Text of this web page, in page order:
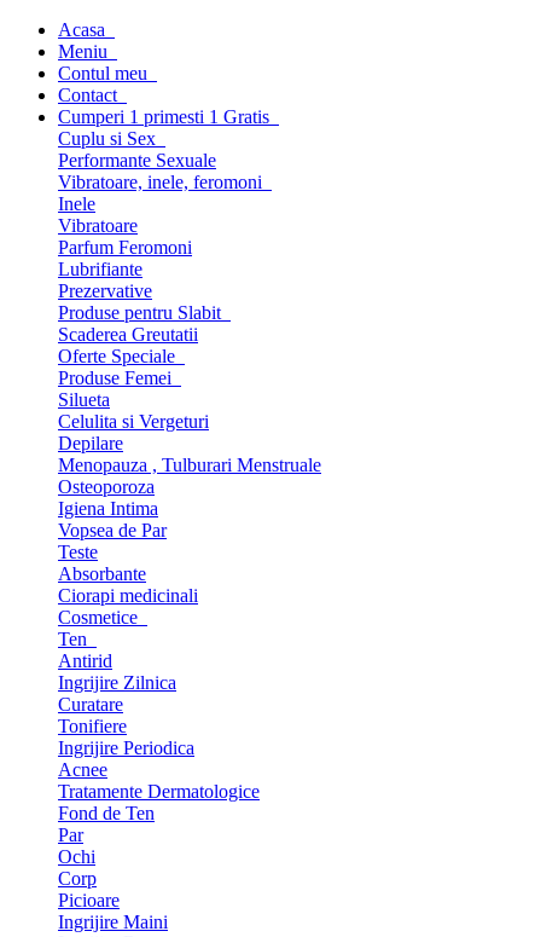
Acasa
Meniu
Contul meu
Contact
Cumperi 1 primesti 1 Gratis
Cuplu si Sex
Performante Sexuale
Vibratoare, inele, feromoni
Inele
Vibratoare
Parfum Feromoni
Lubrifiante
Prezervative
Produse pentru Slabit
Scaderea Greutatii
Oferte Speciale
Produse Femei
Silueta
Celulita si Vergeturi
Depilare
Menopauza , Tulburari Menstruale
Osteoporoza
Igiena Intima
Vopsea de Par
Teste
Absorbante
Ciorapi medicinali
Cosmetice
Ten
Antirid
Ingrijire Zilnica
Curatare
Tonifiere
Ingrijire Periodica
Acnee
Tratamente Dermatologice
Fond de Ten
Par
Ochi
Corp
Picioare
Ingrijire Maini